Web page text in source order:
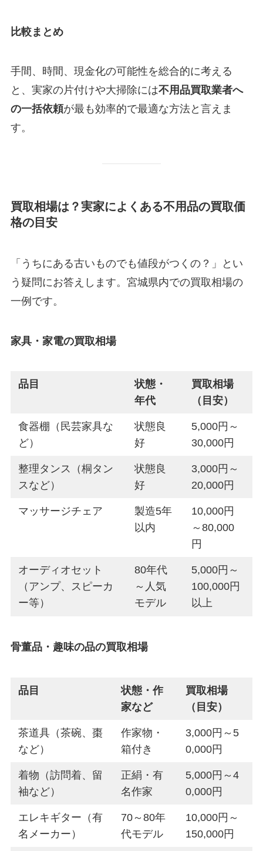
比較まとめ
手間、時間、現金化の可能性を総合的に考える
と、実家の片付けや大掃除には不用品買取業者へ
の一括依頼が最も効率的で最適な方法と言えま
す。
買取相場は？実家によくある不用品の買取価
格の目安
「うちにある古いものでも値段がつくの？」とい
う疑問にお答えします。宮城県内での買取相場の
一例です。
家具・家電の買取相場
品目
状態・
年代
買取相場
（目安）
食器棚（民芸家具な
ど）
状態良
好
5,000円～
30,000円
整理タンス（桐タン
スなど）
状態良
好
3,000円～
20,000円
マッサージチェア
製造5年
以内
10,000円
～80,000
円
オーディオセット
（アンプ、スピーカ
ー等）
80年代
～人気
モデル
5,000円～
100,000円
以上
骨董品・趣味の品の買取相場
品目
状態・作
家など
買取相場
（目安）
茶道具（茶碗、棗
など）
作家物・
箱付き
3,000円～5
0,000円
着物（訪問着、留
袖など）
正絹・有
名作家
5,000円～4
0,000円
エレキギター（有
名メーカー）
70～80年
代モデル
10,000円～
150,000円